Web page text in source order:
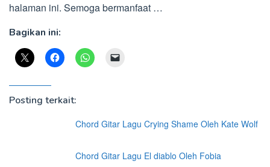
halaman ini. Semoga bermanfaat …
Bagikan ini:
Posting terkait:
Chord Gitar Lagu Crying Shame Oleh Kate Wolf
Chord Gitar Lagu El diablo Oleh Fobia